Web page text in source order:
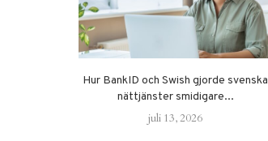
Hur BankID och Swish gjorde svenska
nättjänster smidigare...
juli 13, 2026